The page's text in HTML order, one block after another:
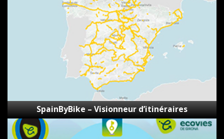
SpainByBike – Visionneur d’itinéraires
Les
secrets